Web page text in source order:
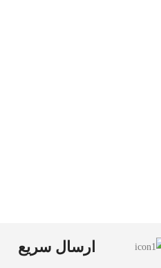
ارسال سریع